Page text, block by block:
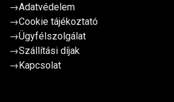
→Adatvédelem
→Cookie tájékoztató
→Ügyfélszolgálat
→Szállítási díjak
→Kapcsolat